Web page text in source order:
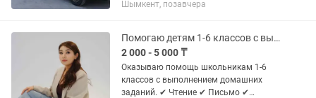
30кубов .Мерседес 45 кубов
Шымкент, позавчера
Помогаю детям 1-6 классов с выполнением домашних заданий.
2 000 - 5 000 ₸
Оказываю помощь школьникам 1-6
классов с выполнением домашних
заданий. ✔ Чтение ✔ Письмо ✔